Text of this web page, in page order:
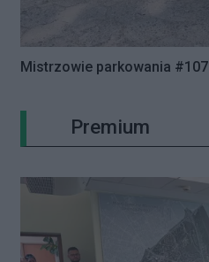
Mistrzowie parkowania #107
Premium